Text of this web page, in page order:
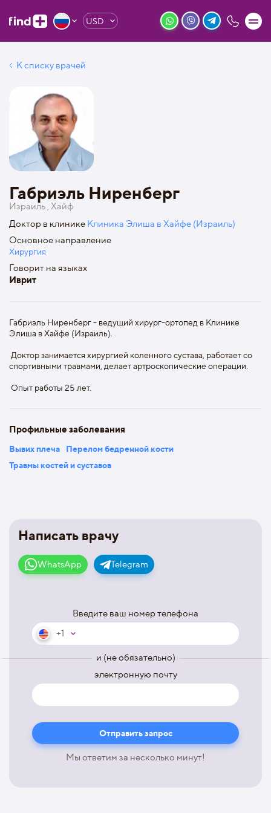
USD
К списку врачей
Написать врачу
WhatsApp Telegram
Введите ваш номер телефона
+1
и (не обязательно)
электронную почту
Мы ответим за несколько минут!
Габриэль Ниренберг
Израиль , Хайф
Доктор в клинике Клиника Элиша в Хайфе (Израиль)
Основное направление
Хирургия
Говорит на языках
Иврит
Габриэль Ниренберг - ведущий хирург-ортопед в Клинике
Элиша в Хайфе (Израиль).
Доктор занимается хирургией коленного сустава, работает со
спортивными травмами, делает артроскопические операции.
Опыт работы 25 лет.
Профильные заболевания
Вывих плеча
Перелом бедренной кости
Травмы костей и суставов